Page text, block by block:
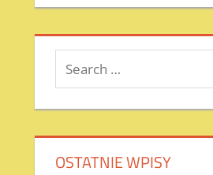
Search
for:
OSTATNIE WPISY